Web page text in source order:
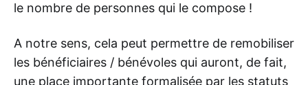
le nombre de personnes qui le compose !
A notre sens, cela peut permettre de remobiliser
les bénéficiaires / bénévoles qui auront, de fait,
une place importante formalisée par les statuts